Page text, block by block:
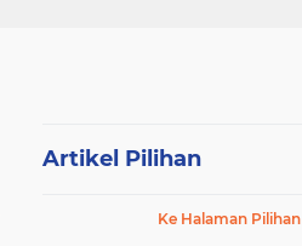
Artikel Pilihan
Ke Halaman Pilihan